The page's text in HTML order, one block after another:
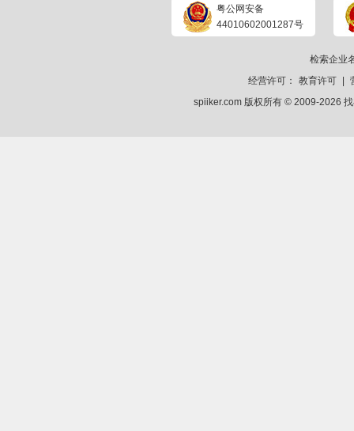
粤公网安备
44010602001287号
检索企业
经营许可：
教育许可
spiiker.com 版权所有 © 2009-2026